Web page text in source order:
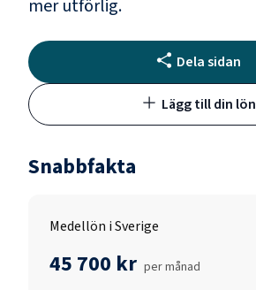
mer utförlig.
Dela sidan
Lägg till din lön
Snabbfakta
Medellön i Sverige
45 700 kr per månad